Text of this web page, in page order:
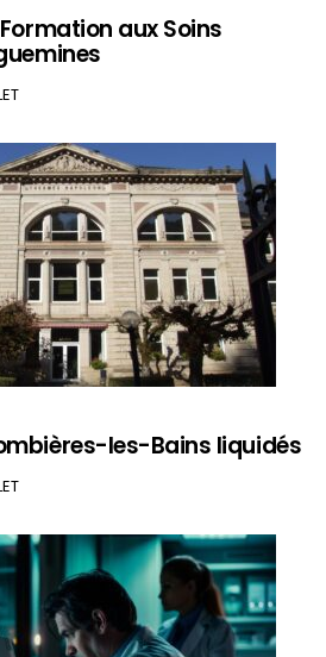
aux Soins
les-Bains liquidés